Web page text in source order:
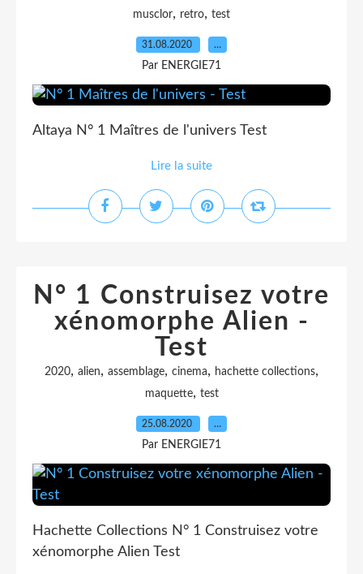
musclor, retro, test
31.08.2020 …
Par ENERGIE71
Altaya N° 1 Maîtres de l'univers Test
Lire la suite
N° 1 Construisez votre
xénomorphe Alien -
Test
2020, alien, assemblage, cinema, hachette collections,
maquette, test
25.08.2020 …
Par ENERGIE71
Hachette Collections N° 1 Construisez votre
xénomorphe Alien Test